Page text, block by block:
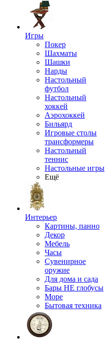
Игры
Покер
Шахматы
Шашки
Нарды
Настольный
футбол
Настольный
хоккей
Аэрохоккей
Бильярд
Игровые столы
трансформеры
Настольный
теннис
Настольные игры
Ещё
Интерьер
Картины, панно
Декор
Мебель
Часы
Сувенирное
оружие
Для дома и сада
Бары НЕ глобусы
Море
Бытовая техника